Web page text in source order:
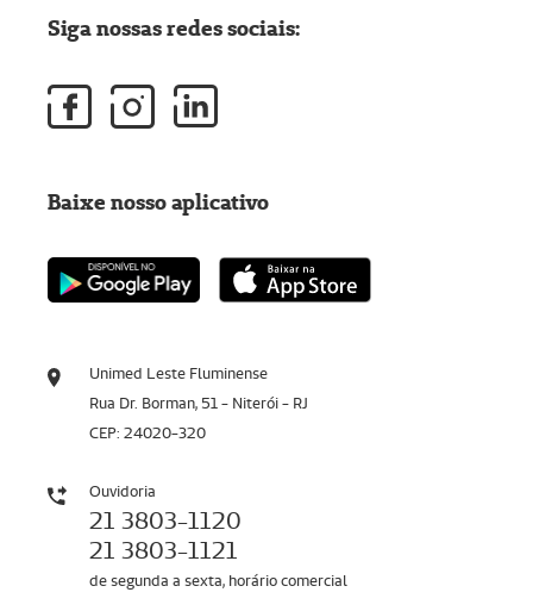
Unimed Leste Fluminense
Rua Dr. Borman, 51 - Niterói - RJ
CEP: 24020-320
Ouvidoria
21 3803-1120
21 3803-1121
de segunda a sexta, horário comercial
Siga nossas redes sociais:
Baixe nosso aplicativo